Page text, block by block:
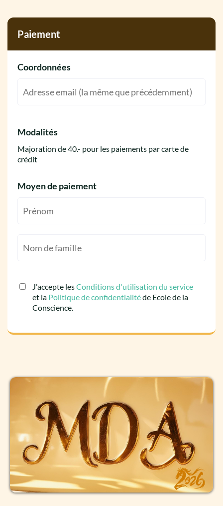
Paiement
Coordonnées
Modalités
Majoration de 40.- pour les paiements par carte de
crédit
Moyen de paiement
J'accepte lesConditions d'utilisation du service
et la Politique de confidentialitéde Ecole de la
Conscience.